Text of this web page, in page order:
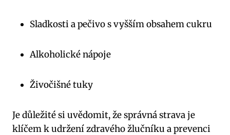
Sladkosti a pečivo s vyšším obsahem cukru
Alkoholické nápoje
Živočišné tuky
Je důležité si uvědomit, že správná strava je
klíčem k udržení zdravého žlučníku a prevenci